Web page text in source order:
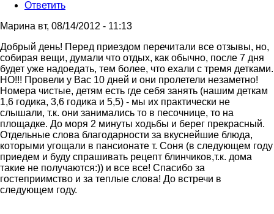
мой
от
Гость
Ответить
Марина вт, 08/14/2012 - 11:13
Добрый день! Перед приездом перечитали все отзывы, но,
собирая вещи, думали что отдых, как обычно, после 7 дня
будет уже надоедать, тем более, что ехали с тремя детками.
НО!!! Провели у Вас 10 дней и они пролетели незаметно!
Номера чистые, детям есть где себя занять (нашим деткам
1,6 годика, 3,6 годика и 5,5) - мы их практически не
слышали, т.к. они занимались то в песочнице, то на
площадке. До моря 2 минуты ходьбы и берег прекрасный.
Отдельные слова благодарности за вкуснейшие блюда,
которыми угощали в пансионате т. Соня (в следующем году
приедем и буду спрашивать рецепт блинчиков,т.к. дома
такие не получаются:)) и все все! Спасибо за
гостеприимство и за теплые слова! До встречи в
следующем году.